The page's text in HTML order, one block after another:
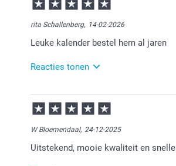
12:03
Bedankt voor je review. Fijn
plezier ervan!
rita Schallenberg, 14-02-2026
Leuke kalender bestel hem al jaren
Reacties tonen
16-02-2026
16:41
Bedankt voor je review. Wat
van!
17:02
W Bloemendaal, 24-12-2025
Uitstekend, mooie kwaliteit en